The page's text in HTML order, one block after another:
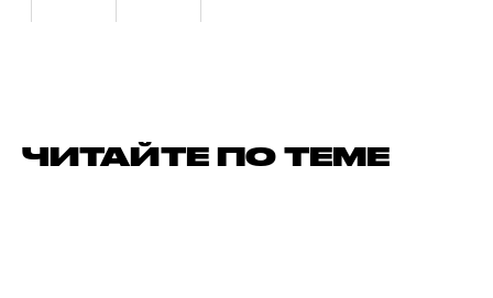
ЧИТАЙТЕ ПО ТЕМЕ